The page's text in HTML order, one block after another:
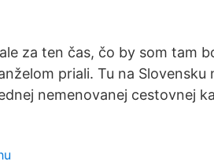
za ten čas, čo by som tam
priali. Tu na
nemenovanej cestovnej